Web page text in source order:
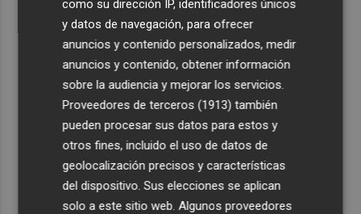
como su dirección IP, identificadores únicos
y datos de navegación, para ofrecer
anuncios y contenido personalizados, medir
anuncios y contenido, obtener información
sobre la audiencia y mejorar los servicios.
Proveedores de terceros (1913) también
pueden procesar sus datos para estos y
otros fines, incluido el uso de datos de
geolocalización precisos y características
del dispositivo. Sus elecciones se aplican
solo a este sitio web. Algunos proveedores